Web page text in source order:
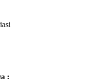
: